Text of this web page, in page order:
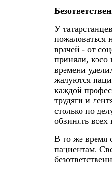
У
пожаловаться
врачей - от
приняли, косо
времени
жалуются
каждой
трудяги и
столько по
обвинять всех
В то же время
пациентам.